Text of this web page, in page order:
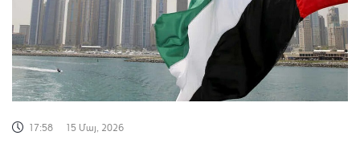
17:58 15 Մայ, 2026